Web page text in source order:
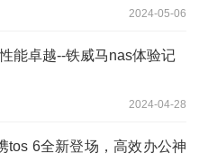
2024-05-06
能卓越--铁威马nas体验记
2024-04-28
tos 6全新登场，高效办公神